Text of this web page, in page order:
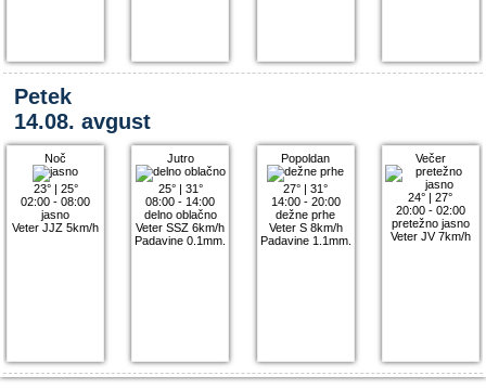
Petek
14.08. avgust
Noč
23°| 25°
02:00 - 08:00
jasno
Veter JJZ 5km/h
Jutro
25°| 31°
08:00 - 14:00
delno oblačno
Veter SSZ 6km/h
Padavine 0.1mm.
Popoldan
27° |31°
14:00 - 20:00
dežne prhe
Veter S 8km/h
Padavine 1.1mm.
Večer
24° |27°
20:00 - 02:00
pretežno jasno
Veter JV 7km/h